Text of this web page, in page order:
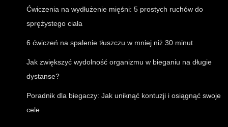
Ćwiczenia na wydłużenie mięśni: 5 prostych ruchów do
sprężystego ciała
6 ćwiczeń na spalenie tłuszczu w mniej niż 30 minut
Jak zwiększyć wydolność organizmu w bieganiu na długie
dystanse?
Poradnik dla biegaczy: Jak uniknąć kontuzji i osiągnąć swoje
cele